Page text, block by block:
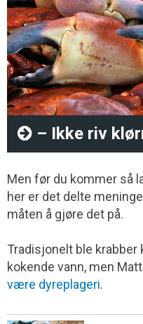
– Ikke riv
Men før du kommer så
her er det delte
måten å gjøre det på.
Tradisjonelt ble krabber
kokende vann, men
være dyreplageri.